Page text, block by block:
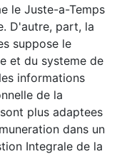
le Juste-a-Temps
D'autre, part, la
suppose le
et du systeme de
informations
de la
plus adaptees
dans un
Integrale de la